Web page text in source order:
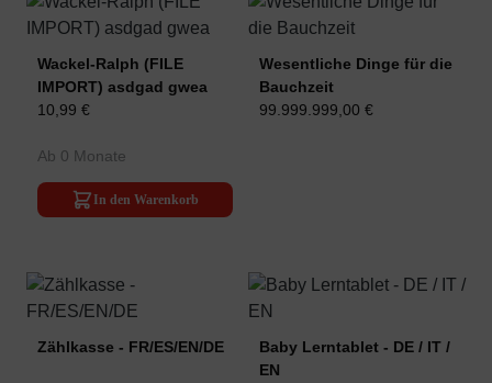
Wackel-Ralph (FILE
IMPORT) asdgad gwea
10,99 €
Ab 0 Monate
In den Warenkorb
Wesentliche Dinge für die
Bauchzeit
99.999.999,00 €
Zählkasse - FR/ES/EN/DE
Baby Lerntablet - DE / IT /
EN